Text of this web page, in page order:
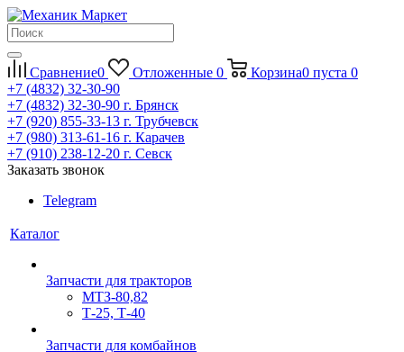
Сравнение0 Отложенные 0 Корзина0 пуста 0
+7 (4832) 32-30-90
+7 (4832) 32-30-90 г. Брянск
+7 (920) 855-33-13 г. Трубчевск
+7 (980) 313-61-16 г. Карачев
+7 (910) 238-12-20 г. Севск
Заказать звонок
Telegram
Каталог
Запчасти для тракторов
МТЗ-80,82
Т-25, Т-40
Запчасти для комбайнов